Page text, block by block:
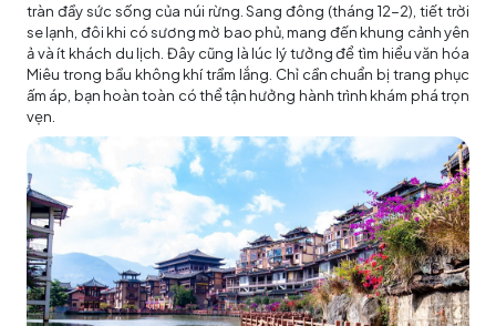
tràn đầy sức sống của núi rừng. Sang đông (tháng 12-2), tiết trời
se lạnh, đôi khi có sương mờ bao phủ, mang đến khung cảnh yên
ả và ít khách du lịch. Đây cũng là lúc lý tưởng để tìm hiểu văn hóa
Miêu trong bầu không khí trầm lắng. Chỉ cần chuẩn bị trang phục
ấm áp, bạn hoàn toàn có thể tận hưởng hành trình khám phá trọn
vẹn.